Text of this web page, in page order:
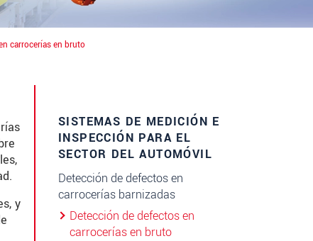
carrocerías en bruto
y
SISTEMAS DE MEDICIÓN E
INSPECCIÓN PARA EL
SECTOR DEL AUTOMÓVIL
Detección de defectos en
carrocerías barnizadas
Detección de defectos en
carrocerías en bruto